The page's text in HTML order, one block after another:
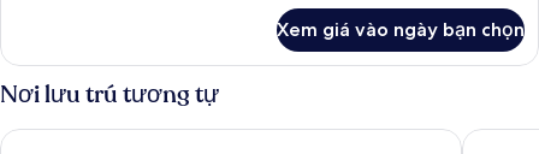
Phòng
Xem giá vào ngày bạn chọn
Nơi lưu trú tương tự
Posy Hotel by Happyculture Korner